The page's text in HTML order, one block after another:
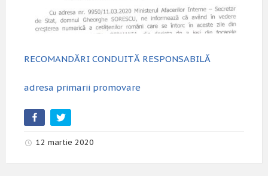
RECOMANDĂRI CONDUITĂ RESPONSABILĂ
adresa primarii promovare
12 martie 2020